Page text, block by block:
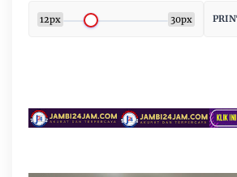
12px 30px